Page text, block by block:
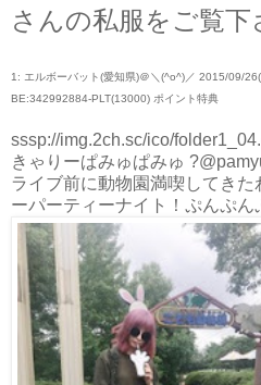
さんの私服をご覧下
1: エルボーバット(愛知県)＠＼(^o^)／ 2015/09/
BE:342992884-PLT(13000) ポイント特典
sssp://img.2ch.sc/ico/
きゃりーぱみゅぱみゅ
ライブ前に動物園満喫してき
ーパーティーナイト！ぷんぷん